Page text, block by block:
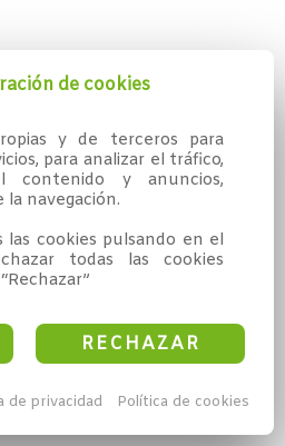
de cookies
y de terceros para
para analizar el tráfico,
contenido y anuncios,
la navegación.
las cookies pulsando en el
todas las cookies
RECHAZAR
de privacidad Política de cookies